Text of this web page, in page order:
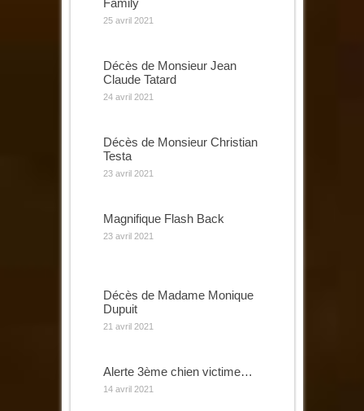
Family
25 avril 2021
Décès de Monsieur Jean
Claude Tatard
24 avril 2021
Décès de Monsieur Christian
Testa
23 avril 2021
Magnifique Flash Back
23 avril 2021
Décès de Madame Monique
Dupuit
21 avril 2021
Alerte 3ème chien victime…
14 avril 2021